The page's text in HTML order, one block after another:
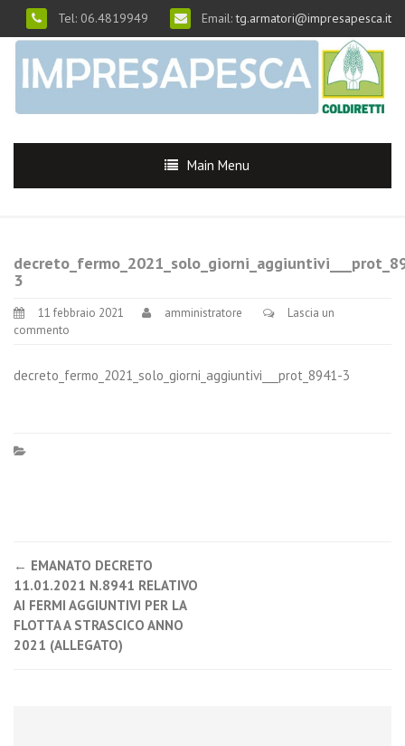
Tel: 06.4819949 Email:tg.armatori@impresapesca.it
Main Menu
3
11 febbraio 2021 amministratore
Lascia un
commento
decreto_fermo_2021_solo_giorni_aggiuntivi___prot_8941-3
Post navigation
← EMANATO DECRETO
11.01.2021 N.8941 RELATIVO
AI FERMI AGGIUNTIVI PER LA
FLOTTA A STRASCICO ANNO
2021 (ALLEGATO)